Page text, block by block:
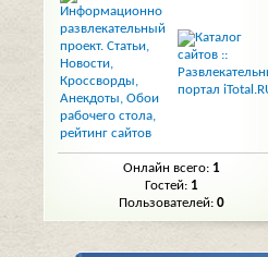
Онлайн всего: 1
Гостей: 1
Пользователей: 0